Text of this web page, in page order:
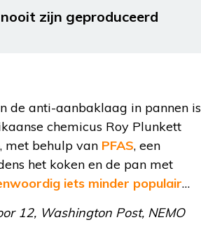
zijn geproduceerd
de anti-aanbaklaag in pannen is
chemicus Roy Plunkett
met behulp van PFAS, een
het koken en de pan met
iets minder populair…
12, Washington Post, NEMO